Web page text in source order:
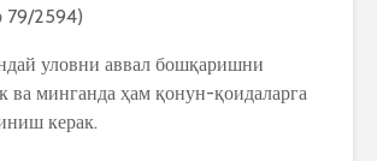
79/2594)
уловни аввал бошқаришни
ва минганда ҳам қонун-қоидаларга
керак.